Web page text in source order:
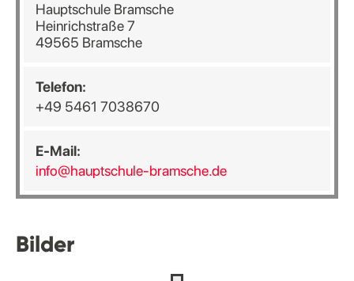
Hauptschule Bramsche
Heinrichstraße 7
49565 Bramsche
Telefon:
+49 5461 7038670
E-Mail:
info@hauptschule-bramsche.de
Bilder